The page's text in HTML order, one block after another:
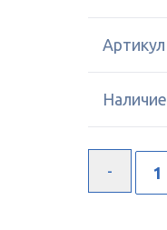
Артикул
Наличие